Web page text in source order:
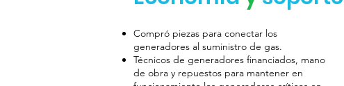
Compró piezas para conectar los
generadores al suministro de gas.
Técnicos de generadores financiados, mano
de obra y repuestos para mantener en